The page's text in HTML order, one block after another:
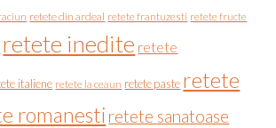
retete din ardeal retete frantuzesti retete fructe
retete inedite retete
italiene retete la ceaun retete paste retete
romanesti retete sanatoase